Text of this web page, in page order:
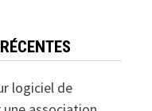
logiciel de